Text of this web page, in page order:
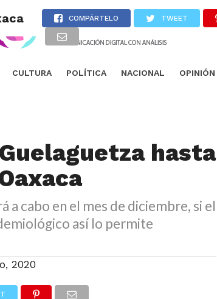
CULTURA POLÍTICA NACIONAL OPINIÓN
COMPÁRTELO TWEET
hasta
a cabo en el mes de diciembre, si el
así lo permite
2020